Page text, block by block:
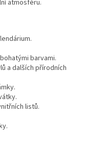
atmosféru.
barvami.
a dalších přírodních
listů.